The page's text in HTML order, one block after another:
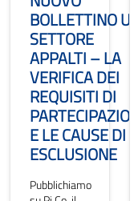
BOLLETTINO UPI
SETTORE
APPALTI – LA
VERIFICA DEI
REQUISITI DI
PARTECIPAZIONE
E LE CAUSE DI
ESCLUSIONE
Pubblichiamo